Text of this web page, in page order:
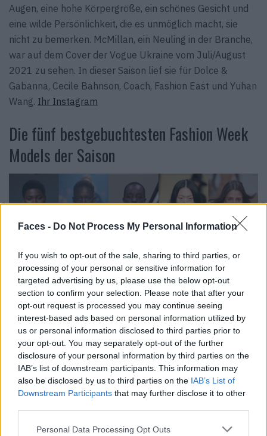
Faces - Do Not Process My Personal Information
If you wish to opt-out of the sale, sharing to third parties, or
processing of your personal or sensitive information for
targeted advertising by us, please use the below opt-out
section to confirm your selection. Please note that after your
opt-out request is processed you may continue seeing
interest-based ads based on personal information utilized by
us or personal information disclosed to third parties prior to
your opt-out. You may separately opt-out of the further
disclosure of your personal information by third parties on the
IAB’s list of downstream participants. This information may
also be disclosed by us to third parties on the IAB’s List of
Downstream Participants that may further disclose it to other
Personal Data Processing Opt Outs
Augen, eine hohe Körpergröße, ein schönes Gesicht und
eine wilde Persönlichkeit, die es unmöglich macht, sie
nicht zu bemerken. McMillan, ein Neuling in der Branche,
war auf dem Cover der Vogue Ukraine vom Juli/August
2021 zu sehen. In dieser Saison lief sie für Dolce &
Gabanna, Cecile Bahnson, Coach, Fashion East und Yuhan
Wang. Ihr Instagram
Die fünf bestgebuchtesten Fashion Week
Models der Saison
Von Links nach Rechts:Victoria Fawole, Alaato Jazyper, Akuol Deng Atem, Yilan Hua
und Rachel Marx.
Victoria Fawole: 29 Shows
Die Laufstegshows in New York, London, Mailand und
nigerianischen Schönheit im September und Oktober.